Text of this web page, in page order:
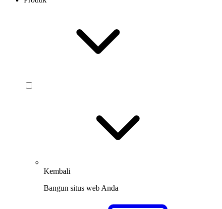
Kembali
Bangun situs web Anda